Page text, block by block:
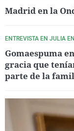
Madrid en la
ENTREVISTA EN JULIA
Gomaespuma
gracia que
parte de la